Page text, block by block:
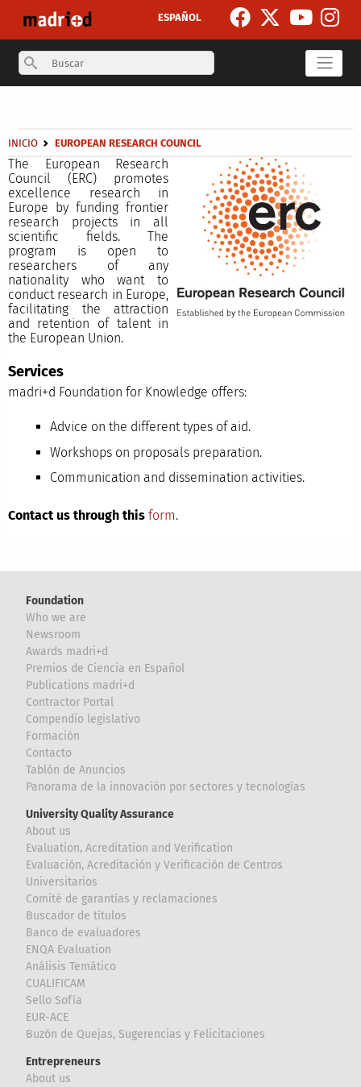
ESPAÑOL
Search
Breadcrumb
INICIO EUROPEAN RESEARCH COUNCIL
The European Research
Council (ERC) promotes
excellence research in
Europe by funding frontier
research projects in all
scientific fields. The
program is open to
researchers of any
nationality who want to
conduct research in Europe,
facilitating the attraction
and retention of talent in
the European Union.
Services
madri+d Foundation for Knowledge offers:
Advice on the different types of aid.
Workshops on proposals preparation.
Communication and dissemination activities.
Contact us through this form.
Foundation
Who we are
Newsroom
Awards madri+d
Premios de Ciencia en Español
Publications madri+d
Contractor Portal
Compendio legislativo
Formación
Contacto
Tablón de Anuncios
Panorama de la innovación por sectores y tecnologías
University Quality Assurance
About us
Evaluation, Acreditation and Verification
Evaluación, Acreditación y Verificación de Centros
Universitarios
Comité de garantías y reclamaciones
Buscador de títulos
Banco de evaluadores
ENQA Evaluation
Análisis Temático
CUALIFICAM
Sello Sofía
EUR-ACE
Buzón de Quejas, Sugerencias y Felicitaciones
Entrepreneurs
About us